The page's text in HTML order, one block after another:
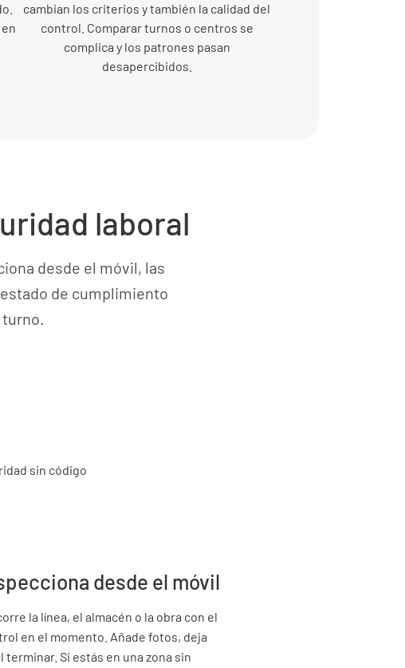
cambian los criterios y también la calidad del
control. Comparar turnos o centros se
complica y los patrones pasan
desapercibidos.
laboral
desde el móvil, las
de cumplimiento
desde el móvil
la línea, el almacén o la obra con el
en el momento. Añade fotos, deja
terminar. Si estás en una zona sin